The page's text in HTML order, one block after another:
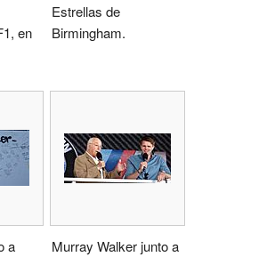
en
Estrellas de
Birmingham.
a
Murray Walker junto a